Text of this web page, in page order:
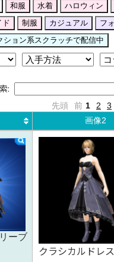
和服 水着 ハロウィン
ド 制服 カジュアル
フ
ション系スクラッチで配信中
:
先頭 前 1 2 3
画像2
画像2
ーブ
クラシカルドレ